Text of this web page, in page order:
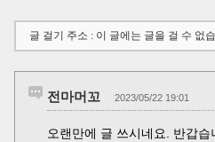
글 걸기 주소 : 이 글에는 글을 걸 수 없
전마머꼬 2023/05/22 19:01
오랜만에 글 쓰시네요. 반갑습